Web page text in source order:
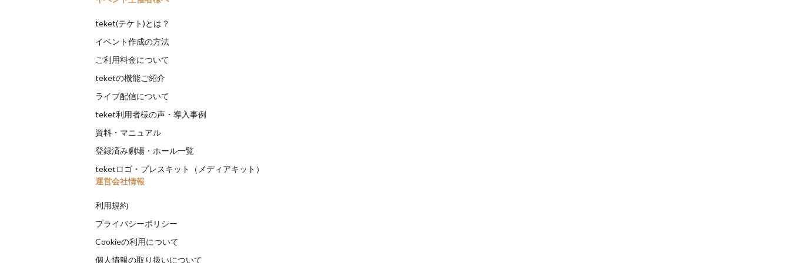
teket(テケト)とは？
イベント作成の方法
ご利用料金について
teketの機能ご紹介
ライブ配信について
teket利用者様の声・導入事例
資料・マニュアル
登録済み劇場・ホール一覧
teketロゴ・プレスキット（メディアキット）
運営会社情報
利用規約
プライバシーポリシー
Cookieの利用について
個人情報の取り扱いについて